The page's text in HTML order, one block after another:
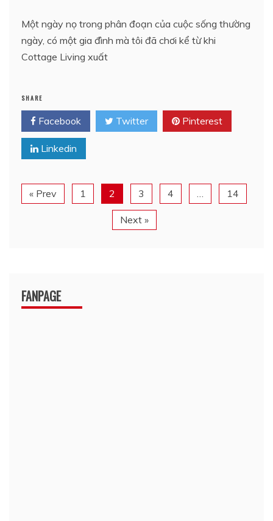
Một ngày nọ trong phân đoạn của cuộc sống thường
ngày, có một gia đình mà tôi đã chơi kể từ khi
Cottage Living xuất
SHARE
Facebook Twitter Pinterest
Linkedin
« Prev 1 2 3 4 … 14
Next »
FANPAGE